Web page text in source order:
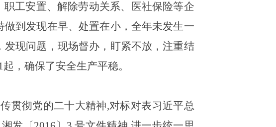
职工安置、解除劳动关系、医社保险等企
做到发现在早、处置在小，全年未发生一
现问题，现场督办， 盯紧不放，注重结
起，确保了安全生产平稳。
贯彻党的二十大精神,对标对表习近平总